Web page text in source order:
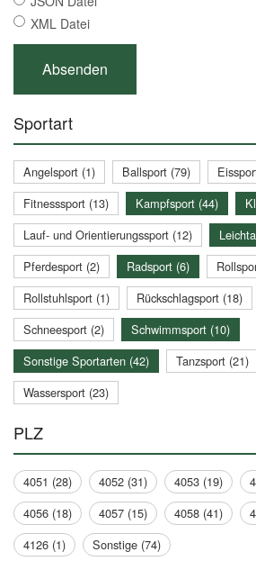
XML Datei
Sportart
Angelsport (1) Ballsport (79)
Fitnesssport (13)
Kampfsport (44)
Lauf- und Orientierungssport (12)
Pferdesport (2)
Radsport (6)
Rollstuhlsport (1)
Rückschlagsport (18)
Schneesport (2)
Schwimmsport (10)
Sonstige Sportarten (42)
Tanzsport (21)
Wassersport (23)
PLZ
4051 (28) 4052 (31) 4053 (19)
4056 (18)
4057 (15) 4058 (41)
4126 (1)
Sonstige (74)